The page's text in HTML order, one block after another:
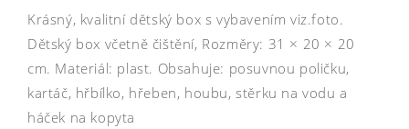
Krásný, kvalitní dětský box s vybavením viz.foto.
Dětský box včetně čištění, Rozměry: 31 × 20 × 20
cm. Materiál: plast. Obsahuje: posuvnou poličku,
kartáč, hřbílko, hřeben, houbu, stěrku na vodu a
háček na kopyta